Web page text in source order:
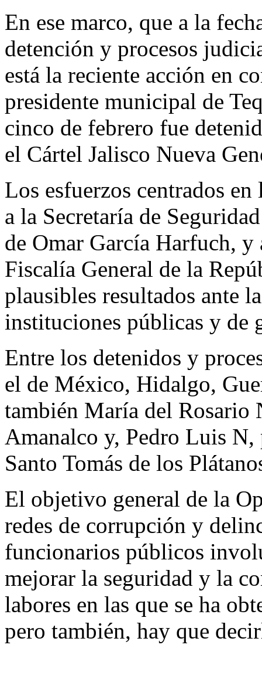
En ese marco, que a la
detención y procesos
está la reciente acción en
presidente municipal de
cinco de febrero fue
el Cártel Jalisco Nueva
Los esfuerzos centrados
a la Secretaría de
de Omar García Harfuch, y
Fiscalía General de la
plausibles resultados ante
instituciones públicas y de
Entre los detenidos y
el de México, Hidalgo,
también María del Rosario
Amanalco y, Pedro Luis
Santo Tomás de los
El objetivo general de la
redes de corrupción y
funcionarios públicos
mejorar la seguridad y la
labores en las que se ha
pero también, hay que